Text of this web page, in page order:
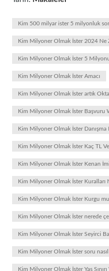
Kim 500 milyar ister 5 milyonluk
Kim Milyoner Olmak İster 2024 Ne
Kim Milyoner Olmak İster 5 Milyonu
Kim Milyoner Olmak İster Amacı
Kim Milyoner Olmak İster artık
Kim Milyoner Olmak İster Başvuru
Kim Milyoner Olmak İster Danışma
Kim Milyoner Olmak İster Kaç TL
Kim Milyoner Olmak İster Kenan
Kim Milyoner Olmak İster Kuralları
Kim Milyoner Olmak İster Kurgu mu
Kim Milyoner Olmak İster nerede
Kim Milyoner Olmak İster Seyirci
Kim Milyoner Olmak İster soru
Kim Milyoner Olmak İster Yaş Sınırı